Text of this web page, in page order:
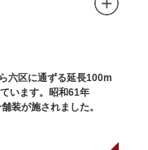
六区に通ずる延長100m
います。昭和61年
装が施されました。